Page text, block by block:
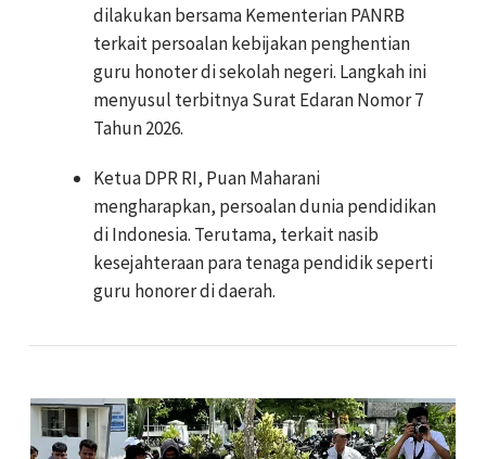
dilakukan bersama Kementerian PANRB
terkait persoalan kebijakan penghentian
guru honoter di sekolah negeri. Langkah ini
menyusul terbitnya Surat Edaran Nomor 7
Tahun 2026.
Ketua DPR RI, Puan Maharani
mengharapkan, persoalan dunia pendidikan
di Indonesia. Terutama, terkait nasib
kesejahteraan para tenaga pendidik seperti
guru honorer di daerah.